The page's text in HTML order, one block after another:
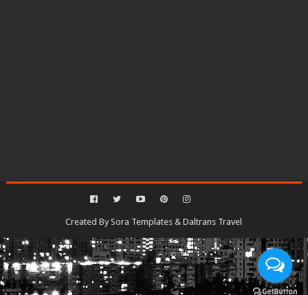
Created BySora Templates &Daltrans Travel